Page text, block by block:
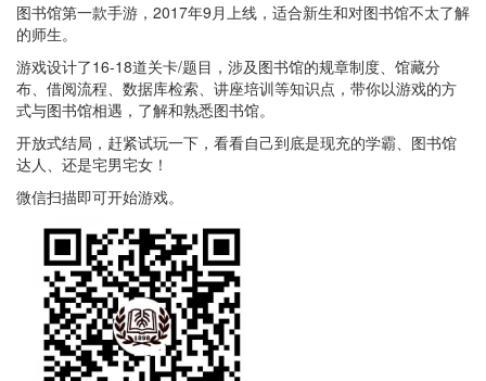
图书馆第一款手游，2017年9月上线，适合新生和对图书馆不太了解
的师生。
游戏设计了16-18道关卡/题目，涉及图书馆的规章制度、馆藏分
布、借阅流程、数据库检索、讲座培训等知识点，带你以游戏的方
式与图书馆相遇，了解和熟悉图书馆。
开放式结局，赶紧试玩一下，看看自己到底是现充的学霸、图书馆
达人、还是宅男宅女！
微信扫描即可开始游戏。